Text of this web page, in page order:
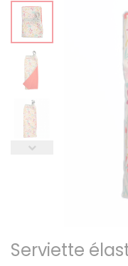
Serviette